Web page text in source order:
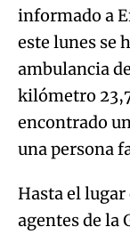
informado a
este lunes se
ambulancia
kilómetro
encontrado
una persona
Hasta el lugar
agentes de la